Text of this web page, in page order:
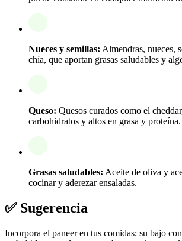
Nueces y semillas: Almendras, nueces,
chía, que aportan grasas saludables y
Queso: Quesos curados como el
carbohidratos y altos en grasa y proteína.
Grasas saludables: Aceite de oliva y
cocinar y aderezar ensaladas.
✅ Sugerencia
Incorpora el paneer en tus comidas; su bajo